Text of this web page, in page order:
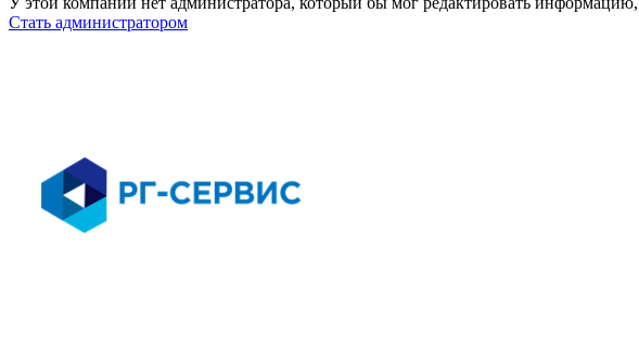
Стать администратором